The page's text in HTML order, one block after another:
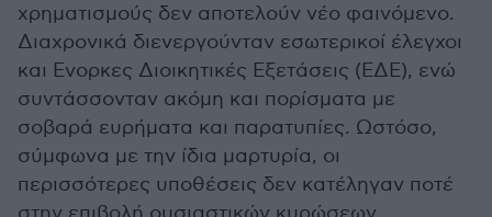
χρηματισμούς δεν αποτελούν νέο φαινόμενο.
Διαχρονικά διενεργούνταν εσωτερικοί έλεγχοι
και Ενορκες Διοικητικές Εξετάσεις (ΕΔΕ), ενώ
συντάσσονταν ακόμη και πορίσματα με
σοβαρά ευρήματα και παρατυπίες. Ωστόσο,
σύμφωνα με την ίδια μαρτυρία, οι
περισσότερες υποθέσεις δεν κατέληγαν ποτέ